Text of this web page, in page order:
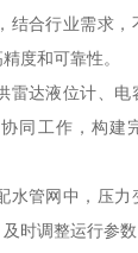
合行业需求，
度和可靠性。
雷达液位计、电
同工作，构建
水管网中，压力
时调整运行参数